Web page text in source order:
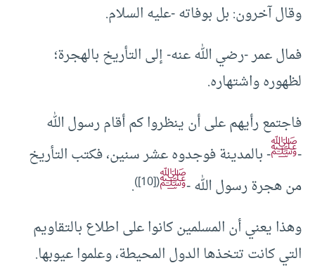
وقال آخرون: بل بوفاته -عليه السلام.
فمال عمر -رضي الله عنه- إلى التأريخ بالهجرة؛
لظهوره واشتهاره.
فاجتمع رأيهم على أن ينظروا كم أقام رسول الله
-ﷺ- بالمدينة فوجدوه عشر سنين، فكتب التأريخ
من هجرة رسول الله -ﷺ(
[10]
)
.
وهذا يعني أن المسلمين كانوا على اطلاع بالتقاويم
التي كانت تتخذها الدول المحيطة، وعلموا عيوبها.